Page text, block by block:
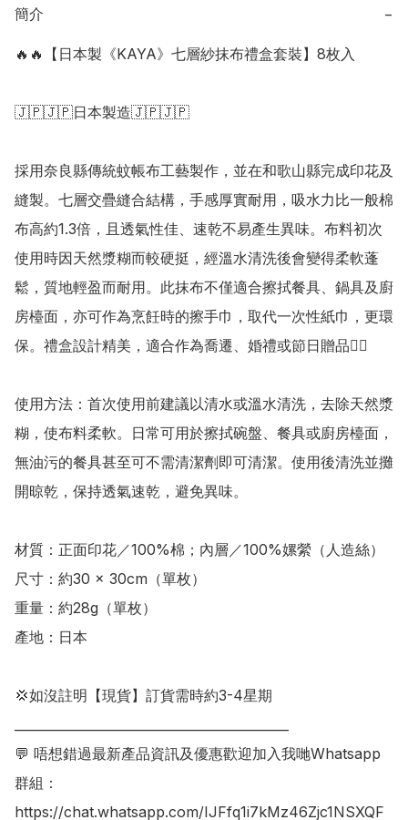
簡介 −
🔥🔥【日本製《KAYA》七層紗抹布禮盒套裝】8枚入
🇯🇵🇯🇵日本製造🇯🇵🇯🇵
採用奈良縣傳統蚊帳布工藝製作，並在和歌山縣完成印花及
縫製。七層交疊縫合結構，手感厚實耐用，吸水力比一般棉
布高約1.3倍，且透氣性佳、速乾不易產生異味。布料初次
使用時因天然漿糊而較硬挺，經溫水清洗後會變得柔軟蓬
鬆，質地輕盈而耐用。此抹布不僅適合擦拭餐具、鍋具及廚
房檯面，亦可作為烹飪時的擦手巾，取代一次性紙巾，更環
保。禮盒設計精美，適合作為喬遷、婚禮或節日贈品👍🏻
使用方法：首次使用前建議以清水或溫水清洗，去除天然漿
糊，使布料柔軟。日常可用於擦拭碗盤、餐具或廚房檯面，
無油污的餐具甚至可不需清潔劑即可清潔。使用後清洗並攤
開晾乾，保持透氣速乾，避免異味。
材質：正面印花／100%棉；內層／100%嫘縈（人造絲）
尺寸：約30 × 30cm（單枚）
重量：約28g（單枚）
產地：日本
💢如沒註明【現貨】訂貨需時約3-4星期
💬 唔想錯過最新產品資訊及優惠歡迎加入我哋Whatsapp
群組：
https://chat.whatsapp.com/IJFfq1i7kMz46Zjc1NSXQF